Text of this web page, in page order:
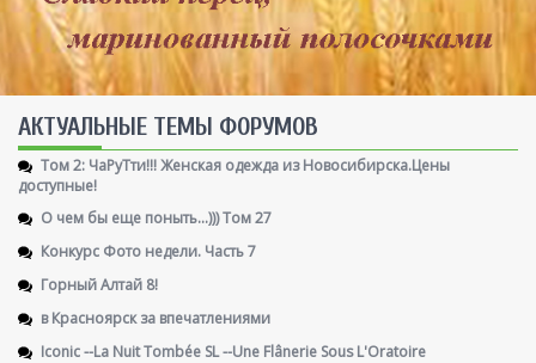
AКТУАЛЬНЫЕ ТЕМЫ ФОРУМОВ
Том 2: ЧаРуТти!!! Женская одежда из Новосибирска.Цены
доступные!
О чем бы еще поныть...))) Том 27
Конкурс Фото недели. Часть 7
Горный Алтай 8!
в Красноярск за впечатлениями
Iconic --La Nuit Tombée SL --Une Flânerie Sous L'Oratoire